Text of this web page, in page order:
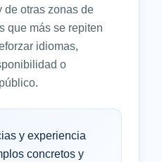
de otras zonas de
que más se repiten
idiomas,
o
y experiencia
concretos y